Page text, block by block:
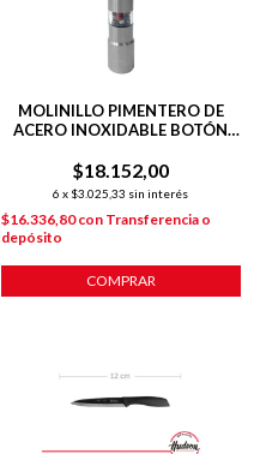
MOLINILLO PIMENTERO DE
ACERO INOXIDABLE BOTÓN
$18.152,00
6 x $3.025,33 sin interés
$16.336,80con Transferencia o
depósito
COMPRAR